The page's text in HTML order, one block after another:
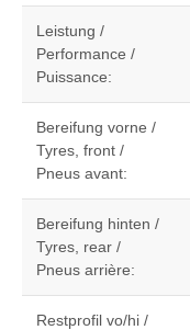
Leistung /
Performance /
Puissance:
Bereifung vorne /
Tyres, front /
Pneus avant:
Bereifung hinten /
Tyres, rear /
Pneus arrière:
Restprofil vo/hi /